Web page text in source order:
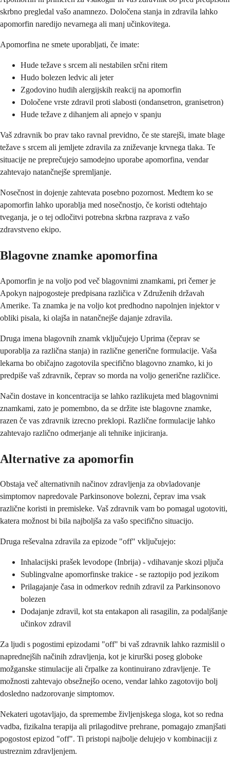
skrbno pregledal vašo anamnezo. Določena stanja in zdravila lahko
apomorfin naredijo nevarnega ali manj učinkovitega.
Apomorfina ne smete uporabljati, če imate:
Hude težave s srcem ali nestabilen srčni ritem
Hudo bolezen ledvic ali jeter
Zgodovino hudih alergijskih reakcij na apomorfin
Določene vrste zdravil proti slabosti (ondansetron, granisetron)
Hude težave z dihanjem ali apnejo v spanju
Vaš zdravnik bo prav tako ravnal previdno, če ste starejši, imate blage
težave s srcem ali jemljete zdravila za zniževanje krvnega tlaka. Te
situacije ne preprečujejo samodejno uporabe apomorfina, vendar
zahtevajo natančnejše spremljanje.
Nosečnost in dojenje zahtevata posebno pozornost. Medtem ko se
apomorfin lahko uporablja med nosečnostjo, če koristi odtehtajo
tveganja, je o tej odločitvi potrebna skrbna razprava z vašo
zdravstveno ekipo.
Blagovne znamke apomorfina
Apomorfin je na voljo pod več blagovnimi znamkami, pri čemer je
Apokyn najpogosteje predpisana različica v Združenih državah
Amerike. Ta znamka je na voljo kot predhodno napolnjen injektor v
obliki pisala, ki olajša in natančnejše dajanje zdravila.
Druga imena blagovnih znamk vključujejo Uprima (čeprav se
uporablja za različna stanja) in različne generične formulacije. Vaša
lekarna bo običajno zagotovila specifično blagovno znamko, ki jo
predpiše vaš zdravnik, čeprav so morda na voljo generične različice.
Način dostave in koncentracija se lahko razlikujeta med blagovnimi
znamkami, zato je pomembno, da se držite iste blagovne znamke,
razen če vas zdravnik izrecno preklopi. Različne formulacije lahko
zahtevajo različno odmerjanje ali tehnike injiciranja.
Alternative za apomorfin
Obstaja več alternativnih načinov zdravljenja za obvladovanje
simptomov napredovale Parkinsonove bolezni, čeprav ima vsak
različne koristi in premisleke. Vaš zdravnik vam bo pomagal ugotoviti,
katera možnost bi bila najboljša za vašo specifično situacijo.
Druga reševalna zdravila za epizode "off" vključujejo:
Inhalacijski prašek levodope (Inbrija) - vdihavanje skozi pljuča
Sublingvalne apomorfinske trakice - se raztopijo pod jezikom
Prilagajanje časa in odmerkov rednih zdravil za Parkinsonovo
bolezen
Dodajanje zdravil, kot sta entakapon ali rasagilin, za podaljšanje
učinkov zdravil
Za ljudi s pogostimi epizodami "off" bi vaš zdravnik lahko razmislil o
naprednejših načinih zdravljenja, kot je kirurški poseg globoke
možganske stimulacije ali črpalke za kontinuirano zdravljenje. Te
možnosti zahtevajo obsežnejšo oceno, vendar lahko zagotovijo bolj
dosledno nadzorovanje simptomov.
Nekateri ugotavljajo, da spremembe življenjskega sloga, kot so redna
vadba, fizikalna terapija ali prilagoditve prehrane, pomagajo zmanjšati
pogostost epizod "off". Ti pristopi najbolje delujejo v kombinaciji z
ustreznim zdravljenjem.